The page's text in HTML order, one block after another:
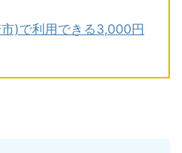
)で利用できる3,000円